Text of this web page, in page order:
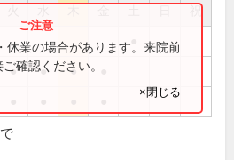
祝
● ● ●
休業の場合があります。来院前
確認ください。
×閉じる